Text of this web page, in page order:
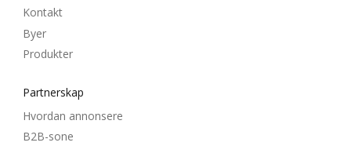
Kontakt
Byer
Produkter
Partnerskap
Hvordan annonsere
B2B-sone